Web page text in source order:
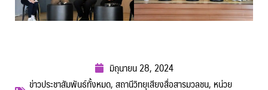
มิถุนายน 28, 2024
ข่าวประชาสัมพันธ์ทั้งหมด,สถานีวิทยุเสียงสื่อสารมวลชน, หน่วย